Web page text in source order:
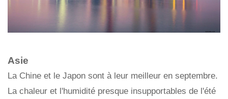
Asie
La Chine et le Japon sont à leur meilleur en septembre.
La chaleur et l'humidité presque insupportables de l'été